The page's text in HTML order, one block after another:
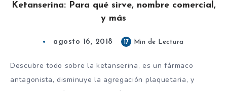
Ketanserina: Para qué sirve, nombre comercial,
y más
agosto 16, 2018 17 Min de Lectura
Descubre todo sobre la ketanserina, es un fármaco
antagonista, disminuye la agregación plaquetaria, y